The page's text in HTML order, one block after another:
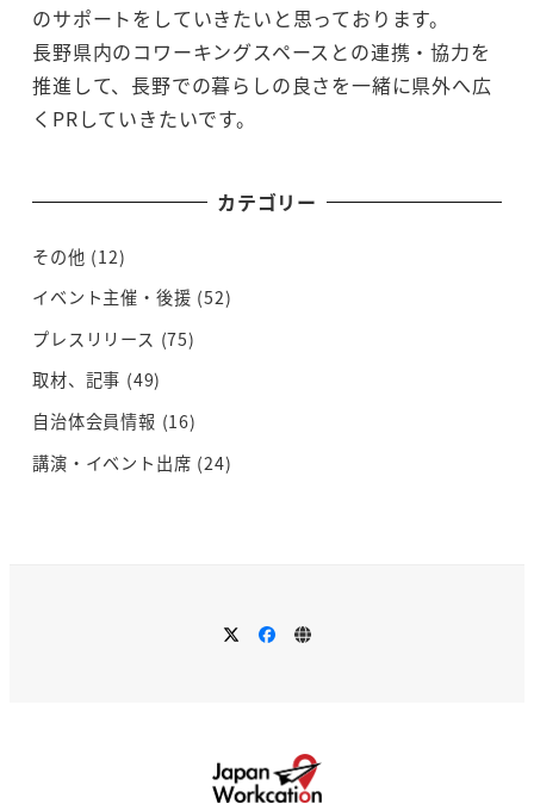
のサポートをしていきたいと思っております。
長野県内のコワーキングスペースとの連携・協力を
推進して、長野での暮らしの良さを一緒に県外へ広
くPRしていきたいです。
カテゴリー
その他 (12)
イベント主催・後援 (52)
プレスリリース (75)
取材、記事 (49)
自治体会員情報 (16)
講演・イベント出席 (24)